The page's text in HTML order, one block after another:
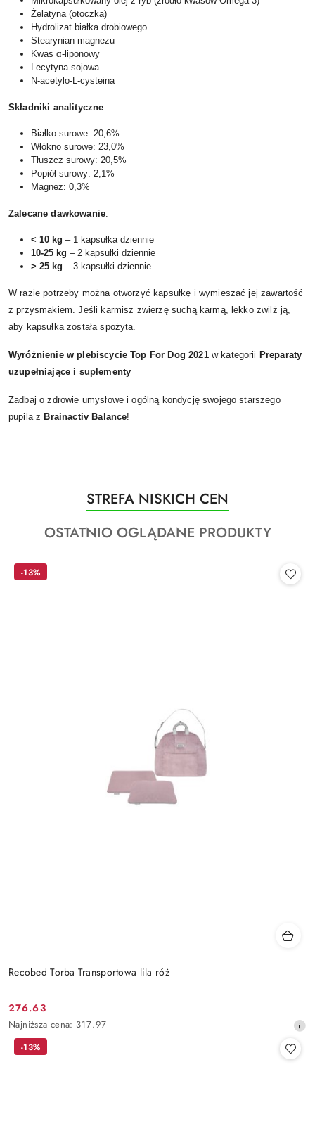
Żelatyna (otoczka)
Hydrolizat białka drobiowego
Stearynian magnezu
Kwas α-liponowy
Lecytyna sojowa
N-acetylo-L-cysteina
Składniki analityczne:
Białko surowe: 20,6%
Włókno surowe: 23,0%
Tłuszcz surowy: 20,5%
Popiół surowy: 2,1%
Magnez: 0,3%
Zalecane dawkowanie:
< 10 kg – 1 kapsułka dziennie
10-25 kg – 2 kapsułki dziennie
> 25 kg – 3 kapsułki dziennie
W razie potrzeby można otworzyć kapsułkę i wymieszać jej zawartość
z przysmakiem. Jeśli karmisz zwierzę suchą karmą, lekko zwilż ją,
aby kapsułka została spożyta.
Wyróżnienie w plebiscycie Top For Dog 2021w kategorii Preparaty
uzupełniające i suplementy
Zadbaj o zdrowie umysłowe i ogólną kondycję swojego starszego
pupila zBrainactiv Balance!
Pomiń karuzelę produktów
Produkty
o
statusie:
STREFA NISKICH CEN
Produkty
statusie:
OSTATNIO OGLĄDANE PRODUKTY
Recobed Torba Transportowa lila róż
Cena
promocyjna:
276.63
Najniższa
cena
Najniższa cena: 317.97
-13%
-13%